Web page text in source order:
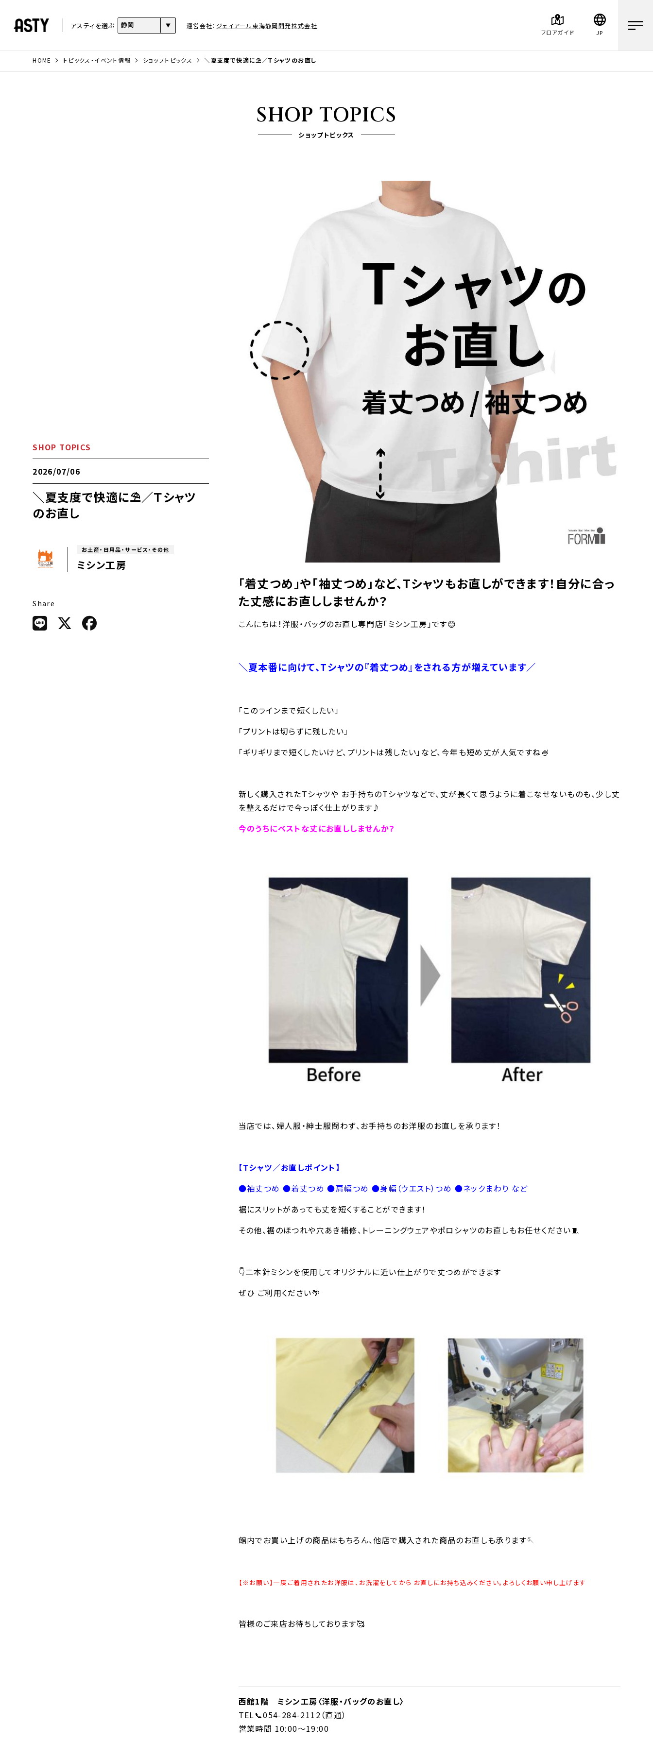
アスティを選ぶ 運営会社： ジェイアール東海静岡開発株式会社
フロアガイド JP
HOME トピックス・イベント情報 ショップトピックス ＼夏支度で快適に⛱️／Ｔシャツのお直し
SHOP TOPICS
ショップトピックス
SHOP TOPICS
2026/07/06
＼夏支度で快適に⛱️／Ｔシャツ
のお直し
お土産・日用品・サービス・その他
ミシン工房
Share
「着丈つめ」や「袖丈つめ」など、Tシャツもお直しができます！自分に合っ
た丈感にお直ししませんか？
こんにちは！洋服・バッグのお直し専門店「ミシン工房」です😊
＼夏本番に向けて、Tシャツの『着丈つめ』をされる方が増えています／
「このラインまで短くしたい」
「プリントは切らずに残したい」
「ギリギリまで短くしたいけど、プリントは残したい」など、今年も短め丈が人気ですね🍧
新しく購入されたTシャツや お手持ちのTシャツなどで、丈が長くて思うように着こなせないものも、少し丈
を整えるだけで今っぽく仕上がります♪
今のうちにベストな丈にお直ししませんか？
当店では、婦人服・紳士服問わず、お手持ちのお洋服のお直しを承ります！
【Tシャツ／お直しポイント】
●袖丈つめ ●着丈つめ ●肩幅つめ ●身幅（ウエスト）つめ ●ネックまわり など
裾にスリットがあっても丈を短くすることができます！
その他、裾のほつれや穴あき補修、トレーニングウェアやポロシャツのお直しもお任せください🧵
👇二本針ミシンを使用してオリジナルに近い仕上がりで丈つめができます
ぜひ ご利用ください🌴
館内でお買い上げの商品はもちろん、他店で購入された商品のお直しも承ります🪡
【※お願い】一度ご着用されたお洋服は、お洗濯をしてから お直しにお持ち込みください。よろしくお願い申し上げます
皆様のご来店お待ちしております🥰
西館1階 ミシン工房〈洋服・バッグのお直し〉
TEL📞054-284-2112（直通）
営業時間 10:00～19:00